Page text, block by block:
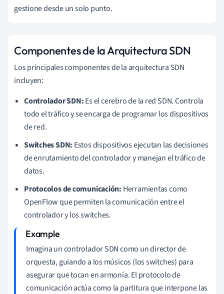
gestione desde un solo punto.
Componentes de la Arquitectura SDN
Los principales componentes de la arquitectura SDN
incluyen:
Controlador SDN:Es el cerebro de la red SDN. Controla
todo el tráfico y se encarga de programar los dispositivos
de red.
Switches SDN: Estos dispositivos ejecutan las decisiones
de enrutamiento del controlador y manejan el tráfico de
datos.
Protocolos de comunicación: Herramientas como
OpenFlow que permiten la comunicación entre el
controlador y los switches.
Imagina un controlador SDN como un director de
orquesta, guiando a los músicos (los switches) para
asegurar que tocan en armonía. El protocolo de
comunicación actúa como la partitura que interpone las